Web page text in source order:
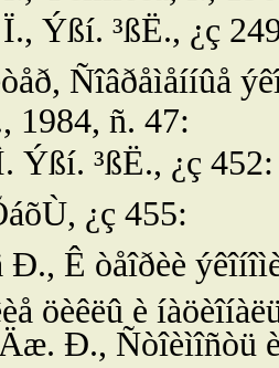
Ýßí. ³ßË., ¿ç
Ñîâðåìåííûå
1984, ñ. 47:
Ýßí. ³ßË., ¿ç 452:
¿ç 455:
Ð., Ê òåîðèè
öèêëû è
Ð., Ñòîèìîñòü